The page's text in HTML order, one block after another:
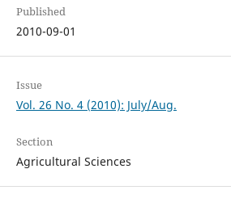
Published
2010-09-01
Issue
Vol. 26 No. 4 (2010): July/Aug.
Section
Agricultural Sciences